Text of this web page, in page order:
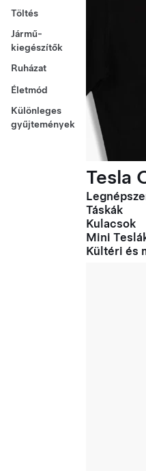
Töltés
Jármű-
kiegészítők
Ruházat
Életmód
Különleges
gyűjtemények
Tesla
Táskák
Kulacsok
Mini
Kültéri és